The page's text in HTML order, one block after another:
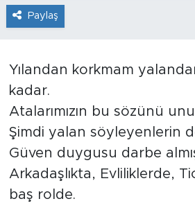
Paylaş
Yılandan korkmam
kadar.
Atalarımızın bu sözünü
Şimdi yalan söyleyenlerin
Güven duygusu darbe
Arkadaşlıkta, Evliliklerde,
baş rolde.
Sağlık
Tarihçe
Resmi İlanlar
Söyleşi
Foto Şaka
Son Dakika Haberleri